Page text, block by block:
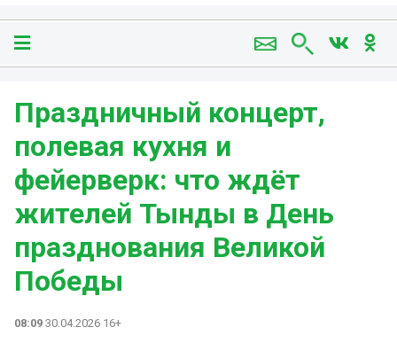
Праздничный концерт,
полевая кухня и
фейерверк: что ждёт
жителей Тынды в День
празднования Великой
Победы
08:09 30.04.2026 16+